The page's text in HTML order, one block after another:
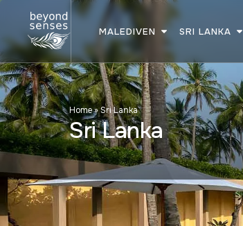
MALEDIVEN SRI LANKA
Home»Sri Lanka
Sri Lanka